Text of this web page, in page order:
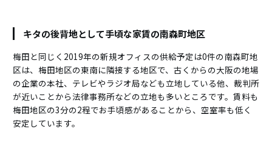
キタの後背地として手頃な家賃の南森町地区
梅田と同じく2019年の新規オフィスの供給予定は0件の南森町地
区は、梅田地区の東南に隣接する地区で、古くからの大阪の地場
の企業の本社、テレビやラジオ局なども立地している他、裁判所
が近いことから法律事務所などの立地も多いところです。賃料も
梅田地区の3分の2程でお手頃感があることから、空室率も低く
安定しています。